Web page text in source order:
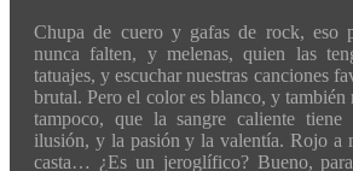
Chupa de cuero y gafas de rock, eso
nunca falten, y melenas, quien las
tatuajes, y escuchar nuestras canciones
brutal. Pero el color es blanco, y
tampoco, que la sangre caliente
ilusión, y la pasión y la valentía. Rojo a
casta… ¿Es un jeroglífico? Bueno,